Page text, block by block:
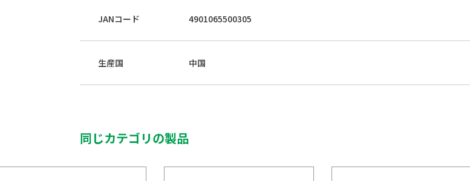
JANコード 4901065500305
生産国 中国
同じカテゴリの製品